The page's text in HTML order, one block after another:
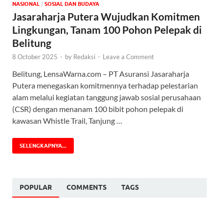
NASIONAL / SOSIAL DAN BUDAYA
Jasaraharja Putera Wujudkan Komitmen
Lingkungan, Tanam 100 Pohon Pelepak di
Belitung
8 October 2025 - by Redaksi - Leave a Comment
Belitung, LensaWarna.com – PT Asuransi Jasaraharja
Putera menegaskan komitmennya terhadap pelestarian
alam melalui kegiatan tanggung jawab sosial perusahaan
(CSR) dengan menanam 100 bibit pohon pelepak di
kawasan Whistle Trail, Tanjung …
SELENGKAPNYA...
POPULAR COMMENTS TAGS